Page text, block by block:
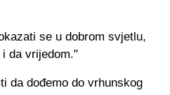
se u dobrom svjetlu,
da vrijedom."
da dođemo do vrhunskog